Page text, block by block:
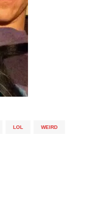
LOL WEIRD